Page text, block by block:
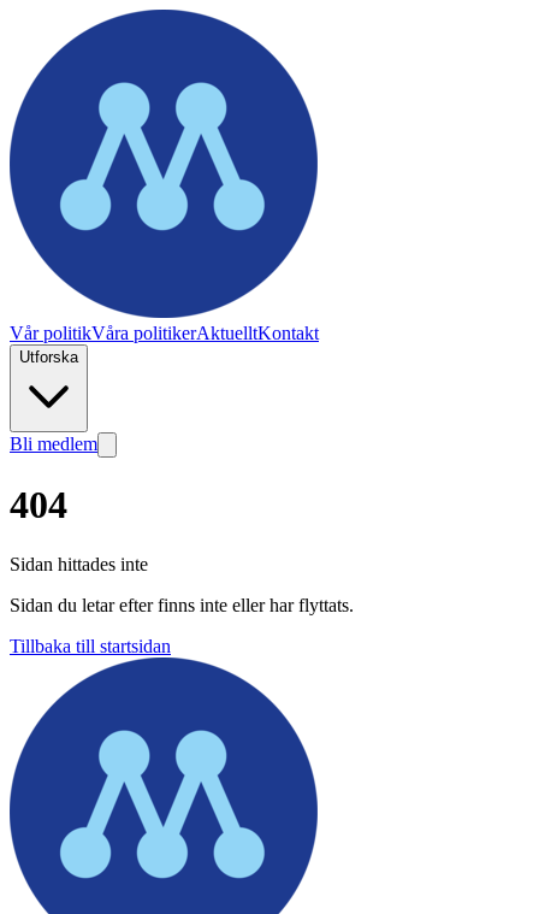
Vår politikVåra politikerAktuelltKontakt
Utforska
Bli medlem
404
Sidan hittades inte
Sidan du letar efter finns inte eller har flyttats.
Tillbaka till startsidan